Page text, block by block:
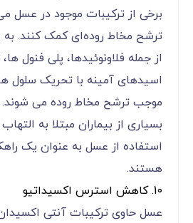
برخی از ترکیبات موجود در عسل
ترشح مخاط روده‌ای کمک کنند. به
از جمله فلاونوئیدها، پلی فنول
اسیدهای آمینه با تحریک سلول
موجب ترشح مخاط روده می
بسیاری از بیماران مبتلا به
استفاده از عسل به عنوان یک
هستند.
10. کاهش استرس اکسیداتیو
عسل حاوی ترکیبات آنتی